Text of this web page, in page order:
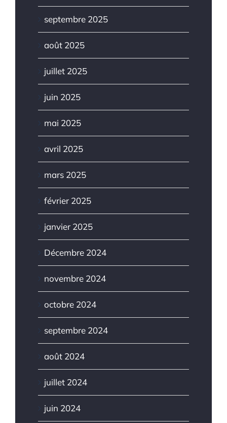
septembre 2025
août 2025
juillet 2025
juin 2025
mai 2025
avril 2025
mars 2025
février 2025
janvier 2025
Décembre 2024
novembre 2024
octobre 2024
septembre 2024
août 2024
juillet 2024
juin 2024